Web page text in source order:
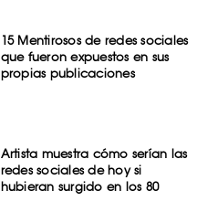
15 Mentirosos de redes sociales
que fueron expuestos en sus
propias publicaciones
Artista muestra cómo serían las
redes sociales de hoy si
hubieran surgido en los 80